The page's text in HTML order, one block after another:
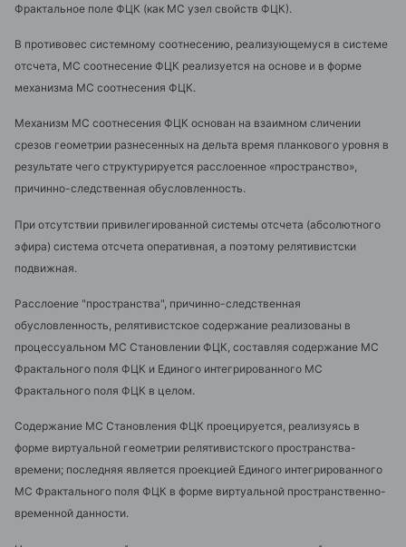
Фрактальное поле ФЦК (как МС узел свойств ФЦК).
В противовес системному соотнесению, реализующемуся в системе
отсчета, МС соотнесение ФЦК реализуется на основе и в форме
механизма МС соотнесения ФЦК.
Механизм МС соотнесения ФЦК основан на взаимном сличении
срезов геометрии разнесенных на дельта время планкового уровня в
результате чего структурируется расслоенное «пространство»,
причинно-следственная обусловленность.
При отсутствии привилегированной системы отсчета (абсолютного
эфира) система отсчета оперативная, а поэтому релятивистски
подвижная.
Расслоение "пространства", причинно-следственная
обусловленность, релятивистское содержание реализованы в
процессуальном МС Становлении ФЦК, составляя содержание МС
Фрактального поля ФЦК и Единого интегрированного МС
Фрактального поля ФЦК в целом.
Содержание МС Становления ФЦК проецируется, реализуясь в
форме виртуальной геометрии релятивистского пространства-
времени; последняя является проекцией Единого интегрированного
МС Фрактального поля ФЦК в форме виртуальной пространственно-
временной данности.